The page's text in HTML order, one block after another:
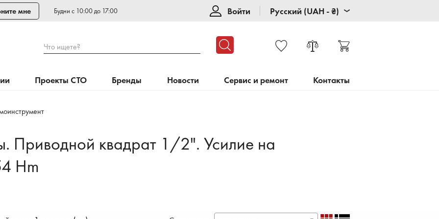
мне Будни с 10:00 до 17:00 Войти Русский (UAH - ₴)
Что ищете?
Проекты СТО Бренды Новости Сервис и ремонт Контакты
Приводной квадрат 1/2". Усилие на
Hm